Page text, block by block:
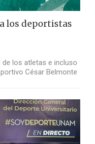
los deportistas
de los atletas e incluso
César Belmonte